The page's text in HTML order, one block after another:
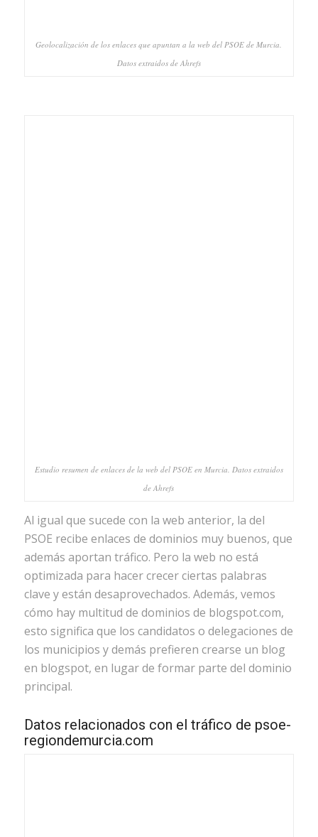
Geolocalización de los enlaces que apuntan a la web del PSOE de Murcia.
Datos extraidos de Ahrefs
Estudio resumen de enlaces de la web del PSOE en Murcia. Datos extraidos
de Ahrefs
Al igual que sucede con la web anterior, la del
PSOE recibe enlaces de dominios muy buenos, que
además aportan tráfico. Pero la web no está
optimizada para hacer crecer ciertas palabras
clave y están desaprovechados. Además, vemos
cómo hay multitud de dominios de blogspot.com,
esto significa que los candidatos o delegaciones de
los municipios y demás prefieren crearse un blog
en blogspot, en lugar de formar parte del dominio
principal.
Datos relacionados con el tráfico de psoe-
regiondemurcia.com